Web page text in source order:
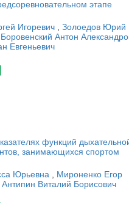
этапе
Игоревич , Золоедов Юрий
Боровенский Антон
Евгеньевич
функций
занимающихся спортом
Юрьевна , Мироненко Егор
Антипин Виталий Борисович